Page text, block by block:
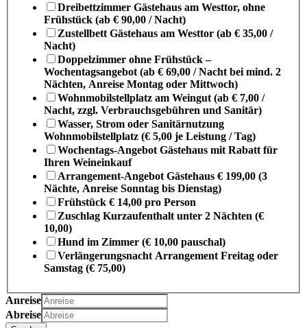
Dreibettzimmer Gästehaus am Westtor, ohne
Frühstück (ab € 90,00 / Nacht)
Zustellbett Gästehaus am Westtor (ab € 35,00 /
Nacht)
Doppelzimmer ohne Frühstück –
Wochentagsangebot (ab € 69,00 / Nacht bei mind. 2
Nächten, Anreise Montag oder Mittwoch)
Wohnmobilstellplatz am Weingut (ab € 7,00 /
Nacht, zzgl. Verbrauchsgebühren und Sanitär)
Wasser, Strom oder Sanitärnutzung
Wohnmobilstellplatz (€ 5,00 je Leistung / Tag)
Wochentags-Angebot Gästehaus mit Rabatt für
Ihren Weineinkauf
Arrangement-Angebot Gästehaus € 199,00 (3
Nächte, Anreise Sonntag bis Dienstag)
Frühstück € 14,00 pro Person
Zuschlag Kurzaufenthalt unter 2 Nächten (€
10,00)
Hund im Zimmer (€ 10,00 pauschal)
Verlängerungsnacht Arrangement Freitag oder
Samstag (€ 75,00)
Anreise
Abreise